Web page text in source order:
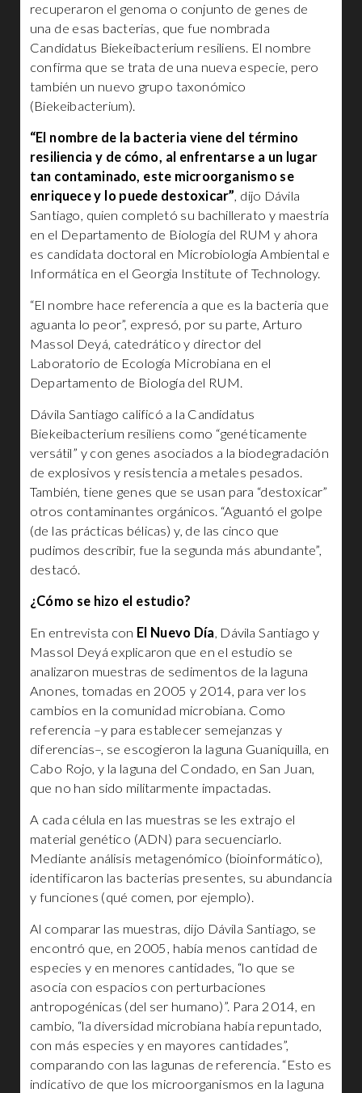
recuperaron el genoma o conjunto de genes de
una de esas bacterias, que fue nombrada
Candidatus Biekeibacterium resiliens. El nombre
confirma que se trata de una nueva especie, pero
también un nuevo grupo taxonómico
(Biekeibacterium).
“El nombre de la bacteria viene del término
resiliencia y de cómo, al enfrentarse a un lugar
tan contaminado, este microorganismo se
enriquece y lo puede destoxicar”, dijo Dávila
Santiago, quien completó su bachillerato y maestría
en el Departamento de Biología del RUM y ahora
es candidata doctoral en Microbiología Ambiental e
Informática en el Georgia Institute of Technology.
“El nombre hace referencia a que es la bacteria que
aguanta lo peor”, expresó, por su parte, Arturo
Massol Deyá, catedrático y director del
Laboratorio de Ecología Microbiana en el
Departamento de Biología del RUM.
Dávila Santiago calificó a la Candidatus
Biekeibacterium resiliens como “genéticamente
versátil” y con genes asociados a la biodegradación
de explosivos y resistencia a metales pesados.
También, tiene genes que se usan para “destoxicar”
otros contaminantes orgánicos. “Aguantó el golpe
(de las prácticas bélicas) y, de las cinco que
pudimos describir, fue la segunda más abundante”,
destacó.
¿Cómo se hizo el estudio?
En entrevista con El Nuevo Día, Dávila Santiago y
Massol Deyá explicaron que en el estudio se
analizaron muestras de sedimentos de la laguna
Anones, tomadas en 2005 y 2014, para ver los
cambios en la comunidad microbiana. Como
referencia –y para establecer semejanzas y
diferencias–, se escogieron la laguna Guaniquilla, en
Cabo Rojo, y la laguna del Condado, en San Juan,
que no han sido militarmente impactadas.
A cada célula en las muestras se les extrajo el
material genético (ADN) para secuenciarlo.
Mediante análisis metagenómico (bioinformático),
identificaron las bacterias presentes, su abundancia
y funciones (qué comen, por ejemplo).
Al comparar las muestras, dijo Dávila Santiago, se
encontró que, en 2005, había menos cantidad de
especies y en menores cantidades, “lo que se
asocia con espacios con perturbaciones
antropogénicas (del ser humano)”. Para 2014, en
cambio, “la diversidad microbiana había repuntado,
con más especies y en mayores cantidades”,
comparando con las lagunas de referencia. “Esto es
indicativo de que los microorganismos en la laguna